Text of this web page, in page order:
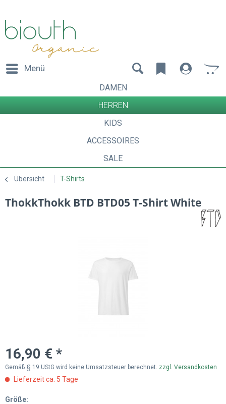
Menü
DAMEN
HERREN
KIDS
ACCESSOIRES
SALE
Übersicht T-Shirts
ThokkThokk BTD BTD05 T-Shirt White
16,90 € *
Gemäß § 19 UStG wird keine Umsatzsteuer berechnet. zzgl. Versandkosten
Lieferzeit ca. 5 Tage
Größe: